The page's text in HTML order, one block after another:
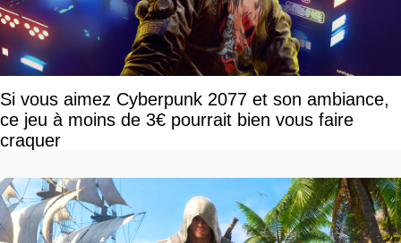
Si vous aimez Cyberpunk 2077 et son ambiance,
ce jeu à moins de 3€ pourrait bien vous faire
craquer